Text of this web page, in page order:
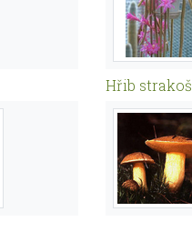
Hřib strakoš